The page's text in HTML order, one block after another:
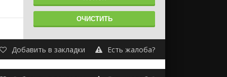
Добавить в закладки Есть жалоба?